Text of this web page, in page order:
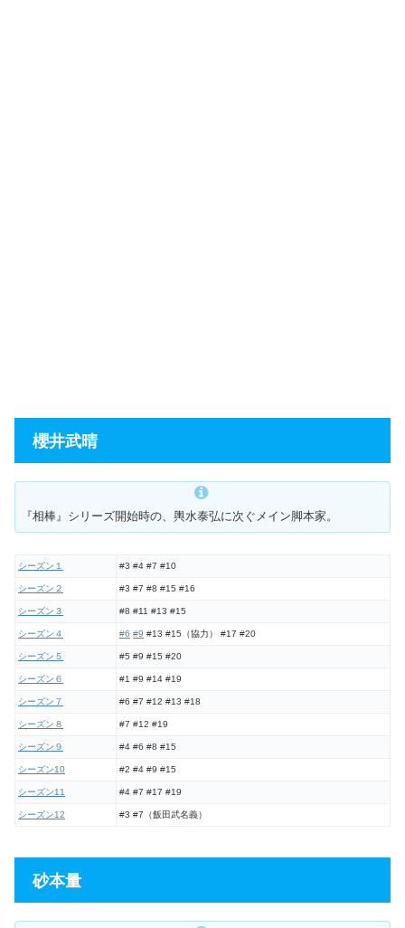
櫻井武晴
『相棒』シリーズ開始時の、輿水泰弘に次ぐメイン脚本家。
シーズン１ #3 #4 #7 #10
シーズン２ #3 #7 #8 #15 #16
シーズン３ #8 #11 #13 #15
シーズン４ #6 #9 #13 #15（協力） #17 #20
シーズン５ #5 #9 #15 #20
シーズン６ #1 #9 #14 #19
シーズン７ #6 #7 #12 #13 #18
シーズン８ #7 #12 #19
シーズン９ #4 #6 #8 #15
シーズン10 #2 #4 #9 #15
シーズン11 #4 #7 #17 #19
シーズン12 #3 #7（飯田武名義）
砂本量